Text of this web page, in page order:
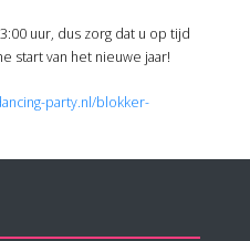
uur, dus zorg dat u op tijd
start van het nieuwe jaar!
party.nl/blokker-